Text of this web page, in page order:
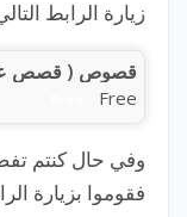
زيارة الرابط
قصوص ( قصص
Free
فقوموا بزيارة